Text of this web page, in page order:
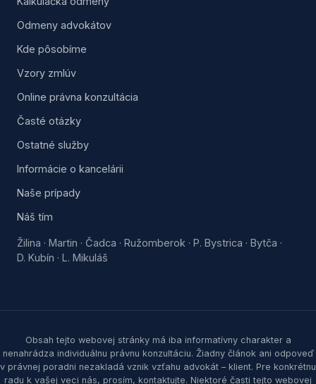
Odmeny advokátov
Kde pôsobíme
Vzory zmlúv
Online právna konzultácia
Časté otázky
Ostatné služby
Informácie o kancelárii
Naše prípady
Náš tím
Žilina · Martin · Čadca · Ružomberok · P. Bystrica · Bytča ·
D. Kubín · L. Mikuláš
Obsah tejto webovej stránky má iba informatívny charakter a
nenahrádza individuálnu právnu konzultáciu. Žiadny článok ani odpoveď
v právnej poradni nezakladá vznik vzťahu advokát – klient. Pre konkrétnu
radu k vašej veci nás, prosím, kontaktujte. Niektoré časti tejto webovej